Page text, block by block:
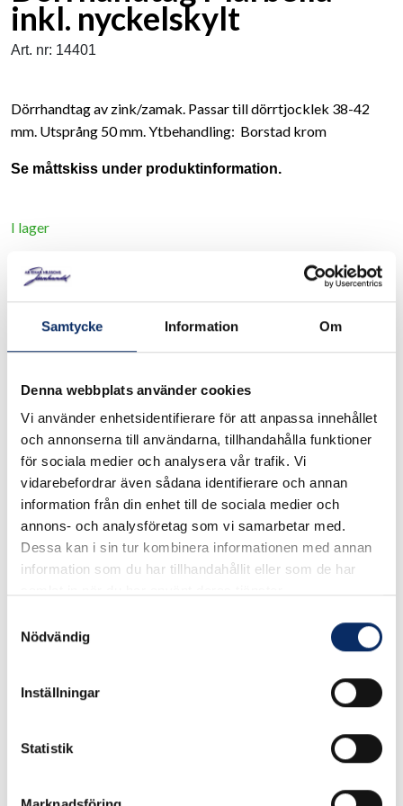
Samtycke Information Om
Denna webbplats använder cookies
Vi använder enhetsidentifierare för att anpassa innehållet
och annonserna till användarna, tillhandahålla funktioner
för sociala medier och analysera vår trafik. Vi
vidarebefordrar även sådana identifierare och annan
information från din enhet till de sociala medier och
annons- och analysföretag som vi samarbetar med.
Dessa kan i sin tur kombinera informationen med annan
information som du har tillhandahållit eller som de har
Nödvändig
Inställningar
Statistik
inkl. nyckelskylt
Art. nr: 14401
Dörrhandtag av zink/zamak. Passar till dörrtjocklek 38-42
mm. Utsprång 50 mm. Ytbehandling: Borstad krom
Se måttskiss under produktinformation.
I lager
Antal
add
370kr
Lägg i varukorg
Produktinformation
Rekommenderade produkter